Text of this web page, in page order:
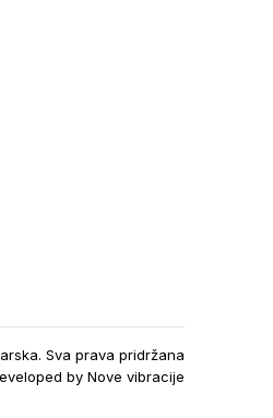
Sva prava pridržana
byNove vibracije